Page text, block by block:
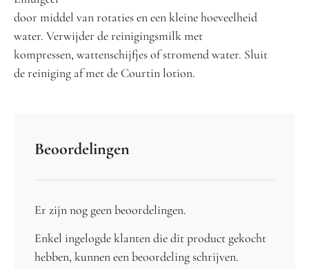
door middel van rotaties en een kleine hoeveelheid
water. Verwijder de reinigingsmilk met
kompressen, wattenschijfjes of stromend water. Sluit
de reiniging af met de Courtin lotion.
Beoordelingen
Er zijn nog geen beoordelingen.
Enkel ingelogde klanten die dit product gekocht
hebben, kunnen een beoordeling schrijven.